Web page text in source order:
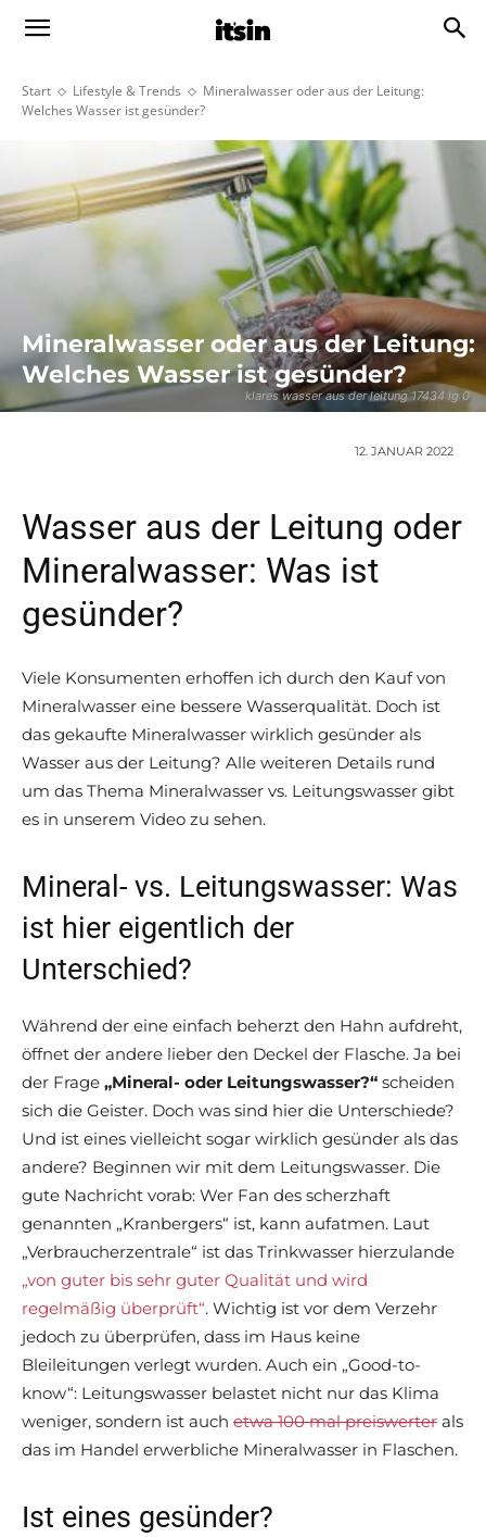
Start Lifestyle & Trends
Mineralwasser oder aus der Leitung:
Welches Wasser ist gesünder?
klares wasser aus der leitung 17434 lg 0
Mineralwasser oder aus der Leitung:
Welches Wasser ist gesünder?
12. JANUAR 2022
Wasser aus der Leitung oder
Mineralwasser: Was ist
gesünder?
Viele Konsumenten erhoffen ich durch den Kauf von
Mineralwasser eine bessere Wasserqualität. Doch ist
das gekaufte Mineralwasser wirklich gesünder als
Wasser aus der Leitung? Alle weiteren Details rund
um das Thema Mineralwasser vs. Leitungswasser gibt
es in unserem Video zu sehen.
Mineral- vs. Leitungswasser: Was
ist hier eigentlich der
Unterschied?
Während der eine einfach beherzt den Hahn aufdreht,
öffnet der andere lieber den Deckel der Flasche. Ja bei
der Frage „Mineral- oder Leitungswasser?“ scheiden
sich die Geister. Doch was sind hier die Unterschiede?
Und ist eines vielleicht sogar wirklich gesünder als das
andere? Beginnen wir mit dem Leitungswasser. Die
gute Nachricht vorab: Wer Fan des scherzhaft
genannten „Kranbergers“ ist, kann aufatmen. Laut
„Verbraucherzentrale“ ist das Trinkwasser hierzulande
„von guter bis sehr guter Qualität und wird
regelmäßig überprüft“. Wichtig ist vor dem Verzehr
jedoch zu überprüfen, dass im Haus keine
Bleileitungen verlegt wurden. Auch ein „Good-to-
know“: Leitungswasser belastet nicht nur das Klima
weniger, sondern ist auch etwa 100 mal preiswerter als
das im Handel erwerbliche Mineralwasser in Flaschen.
Ist eines gesünder?